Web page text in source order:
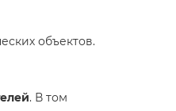
объектов.
. В том